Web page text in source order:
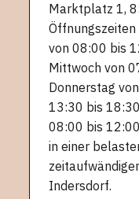
Marktplatz 1,
Öffnungszeiten
von 08:00 bis
Mittwoch von
Donnerstag
13:30 bis
08:00 bis
in einer
Indersdorf.